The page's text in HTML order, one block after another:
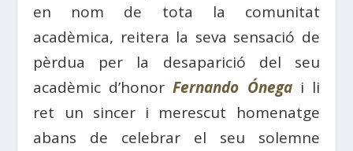
en nom de tota la comunitat
acadèmica, reitera la seva sensació de
pèrdua per la desaparició del seu
acadèmic d’honorFernando Ónegai li
ret un sincer i merescut homenatge
abans de celebrar el seu solemne